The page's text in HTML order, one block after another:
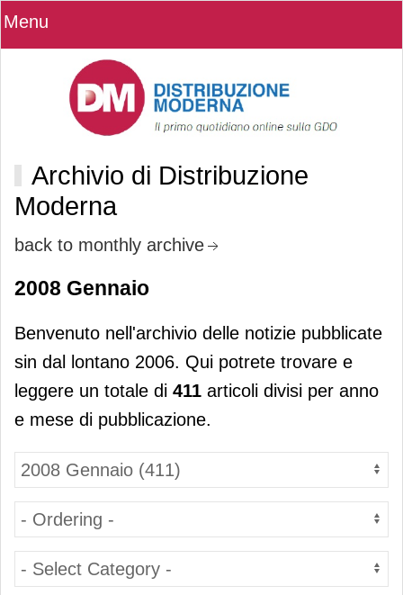
Menu
Archivio di Distribuzione
Moderna
back to monthly archive
2008 Gennaio
Benvenuto nell'archivio delle notizie pubblicate
sin dal lontano 2006. Qui potrete trovare e
leggere un totale di 411 articoli divisi per anno
e mese di pubblicazione.